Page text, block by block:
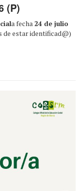
(P)
a fecha 24 de julio
de estar identificad@)